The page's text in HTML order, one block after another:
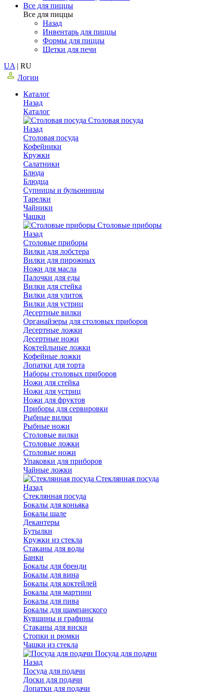
Все для пиццы
Все для пиццы
Назад
Инвентарь для пиццы
Формы для пиццы
Щетки для печи
UA | RU
Логин
Каталог
Назад
Каталог
Столовая посуда
Назад
Столовая посуда
Кофейники
Кружки
Салатники
Блюда
Блюдца
Супницы и бульонницы
Тарелки
Чайники
Чашки
Cтоловые приборы
Назад
Cтоловые приборы
Вилки для лобстера
Вилки для пирожных
Ножи для масла
Палочки для еды
Вилки для стейка
Вилки для улиток
Вилки для устриц
Десертные вилки
Органайзеры для столовых приборов
Десертные ложки
Десертные ножи
Коктейльные ложки
Кофейные ложки
Лопатки для торта
Наборы столовых приборов
Ножи для стейка
Ножи для устриц
Ножи для фруктов
Приборы для сервировки
Рыбные вилки
Рыбные ножи
Столовые вилки
Столовые ложки
Столовые ножи
Упаковки для приборов
Чайные ложки
Стеклянная посуда
Назад
Стеклянная посуда
Бокалы для коньяка
Бокалы шале
Декантеры
Бутылки
Кружки из стекла
Стаканы для воды
Банки
Бокалы для бренди
Бокалы для вина
Бокалы для коктейлей
Бокалы для мартини
Бокалы для пива
Бокалы для шампанского
Кувшины и графины
Стаканы для виски
Стопки и рюмки
Чашки из стекла
Посуда для подачи
Назад
Посуда для подачи
Доски для подачи
Лопатки для подачи